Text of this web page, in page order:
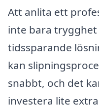
Att anlita ett
inte bara
tidssparande
kan
snabbt, och det
investera lite